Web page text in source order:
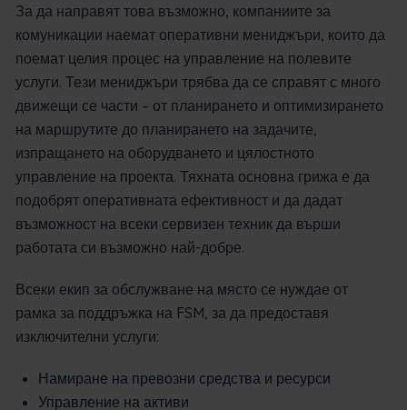
За да направят това възможно, компаниите за
комуникации наемат оперативни мениджъри, които да
поемат целия процес на управление на полевите
услуги. Тези мениджъри трябва да се справят с много
движещи се части – от планирането и оптимизирането
на маршрутите до планирането на задачите,
изпращането на оборудването и цялостното
управление на проекта. Тяхната основна грижа е да
подобрят оперативната ефективност и да дадат
възможност на всеки сервизен техник да върши
работата си възможно най-добре.
Всеки екип за обслужване на място се нуждае от
рамка за поддръжка на FSM, за да предоставя
изключителни услуги:
Намиране на превозни средства и ресурси
Управление на активи